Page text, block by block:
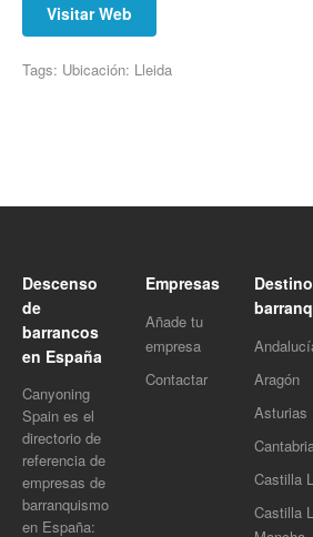
Visitar Web
Tags: Ubicación: Lleida
Descenso
de
barrancos
en España
Canyoning
Spain es el
directorio de
referencia de
empresas de
barranquismo
en España:
Empresas
Añade tu
empresa
Contactar
Aragón
Asturias
Castilla
Castilla